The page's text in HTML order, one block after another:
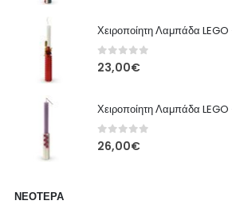
Χειροποίητη Λαμπάδα
0out of 5
23,00€
Χειροποίητη Λαμπάδα
0out of 5
26,00€
ΝΕΌΤΕΡΑ